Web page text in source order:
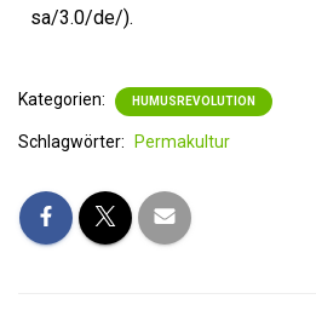
sa/3.0/de/).
Kategorien: HUMUSREVOLUTION
Schlagwörter: Permakultur